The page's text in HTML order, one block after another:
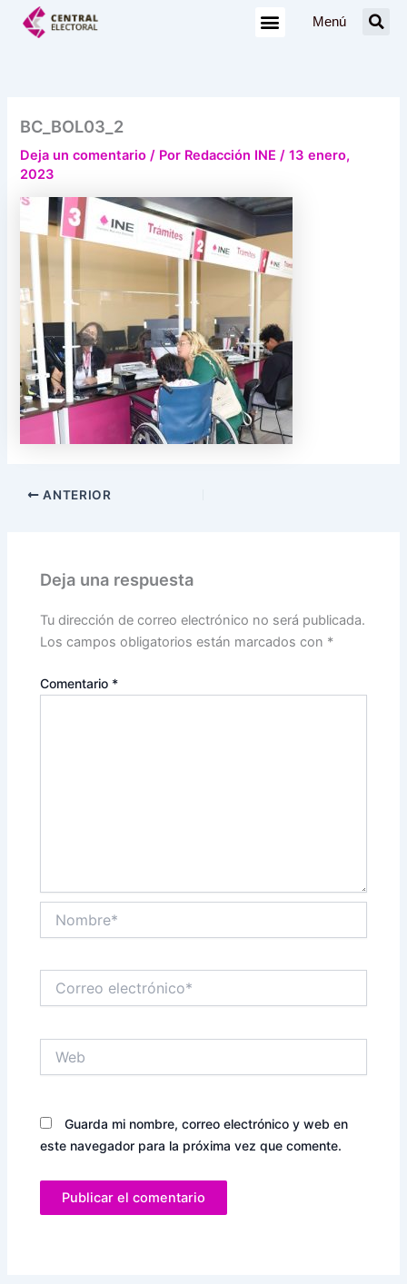
Menú
BC_BOL03_2
Deja un comentario / Por Redacción INE/13 enero,
2023
ANTERIOR
Deja una respuesta
Tu dirección de correo electrónico no será publicada.
Los campos obligatorios están marcados con *
Comentario *
electrónico*
Guarda mi nombre, correo electrónico y web en
este navegador para la próxima vez que comente.